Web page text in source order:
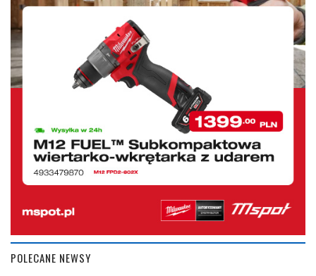
POLECANE NEWSY